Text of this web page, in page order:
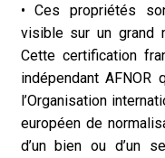
• Ces propriétés
visible sur un grand
Cette certification
indépendant
l’Organisation
européen de
d’un bien ou d’un